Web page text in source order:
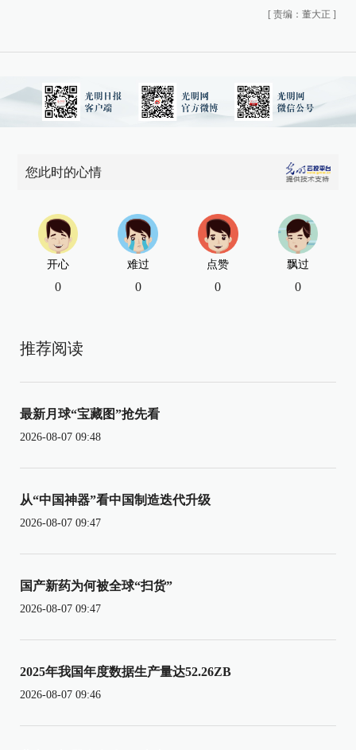
[ 责编：董大正 ]
您此时的心情
开心
0
难过
0
点赞
0
飘过
0
推荐阅读
最新月球“宝藏图”抢先看
2026-08-07 09:48
从“中国神器”看中国制造迭代升级
2026-08-07 09:47
国产新药为何被全球“扫货”
2026-08-07 09:47
2025年我国年度数据生产量达52.26ZB
2026-08-07 09:46